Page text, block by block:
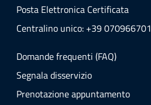
Posta Elettronica Certificata
Centralino unico: +39 070966701
Domande frequenti (FAQ)
Segnala disservizio
Prenotazione appuntamento